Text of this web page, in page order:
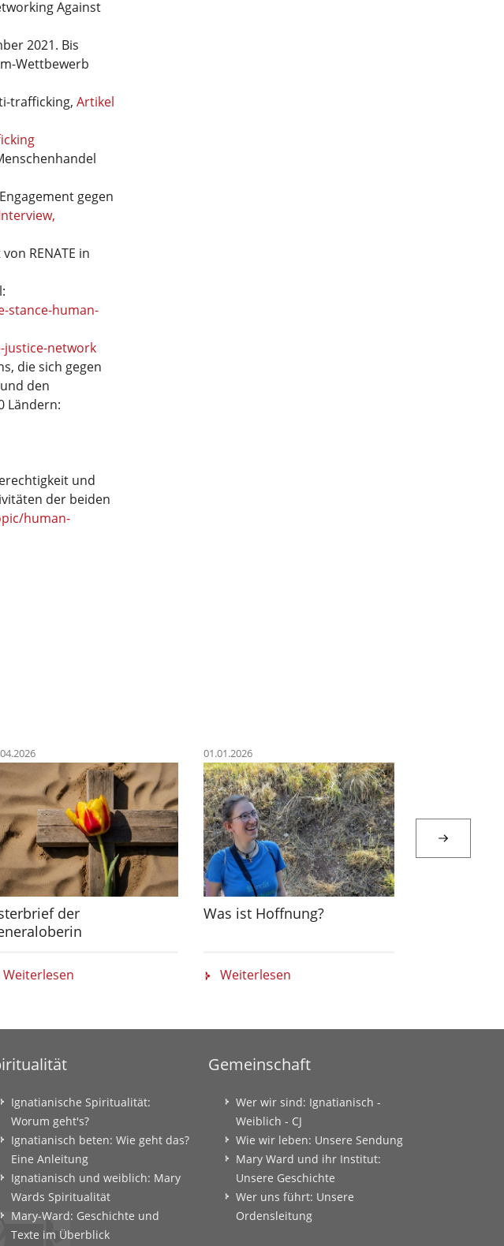
Against
2021. Bis
Wettbewerb
trafficking, Artikel
gegen
RENATE in
stance-human-
network
die sich gegen
den
Ländern:
und
der beiden
human-
der
Weiterlesen
01.01.2026
Was ist Hoffnung?
Weiterlesen
Ignatianische Spiritualität:
Worum geht's?
Ignatianisch beten: Wie geht das?
Eine Anleitung
Ignatianisch und weiblich: Mary
Wards Spiritualität
Mary-Ward: Geschichte und
Texte im Überblick
Gemeinschaft
Wer wir sind: Ignatianisch -
Weiblich - CJ
Wie wir leben: Unsere Sendung
Mary Ward und ihr Institut:
Unsere Geschichte
Wer uns führt: Unsere
Ordensleitung